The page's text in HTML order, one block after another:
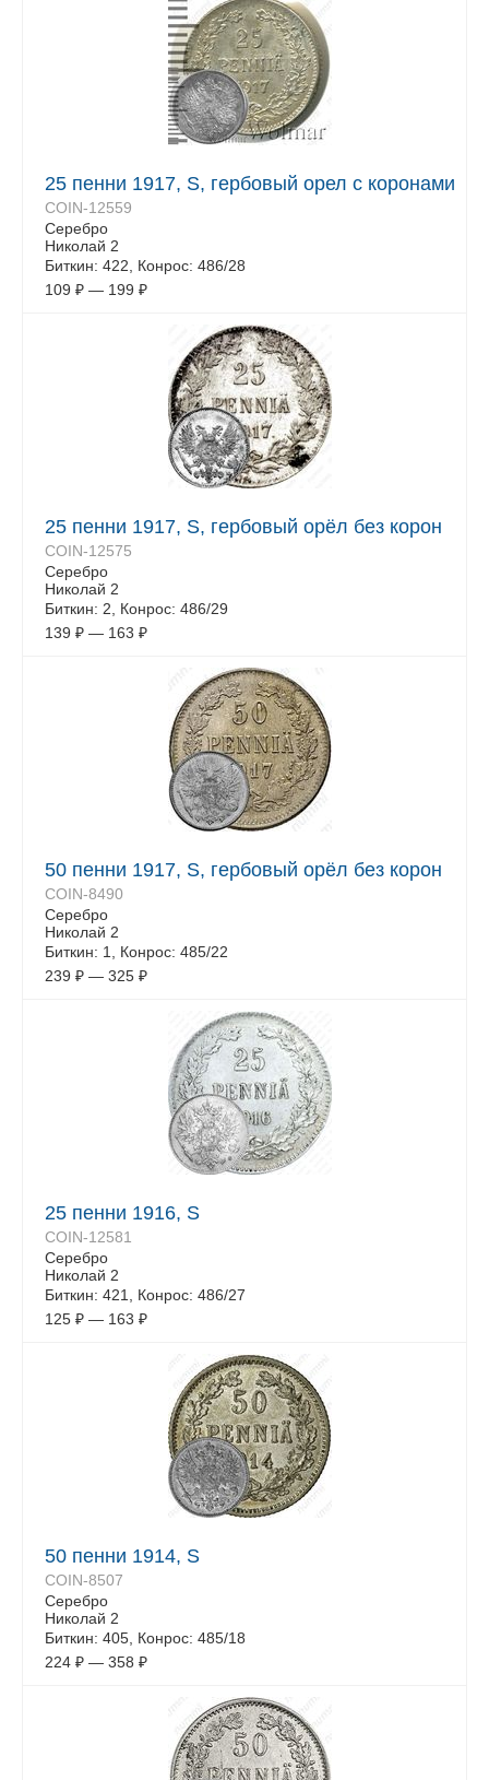
25 пенни 1917, S, гербовый орел с коронами
COIN-12559
Серебро
Николай 2
Биткин: 422, Конрос: 486/28
109 ₽ — 199 ₽
25 пенни 1917, S, гербовый орёл без корон
COIN-12575
Серебро
Николай 2
Биткин: 2, Конрос: 486/29
139 ₽ — 163 ₽
50 пенни 1917, S, гербовый орёл без корон
COIN-8490
Серебро
Николай 2
Биткин: 1, Конрос: 485/22
239 ₽ — 325 ₽
25 пенни 1916, S
COIN-12581
Серебро
Николай 2
Биткин: 421, Конрос: 486/27
125 ₽ — 163 ₽
50 пенни 1914, S
COIN-8507
Серебро
Николай 2
Биткин: 405, Конрос: 485/18
224 ₽ — 358 ₽